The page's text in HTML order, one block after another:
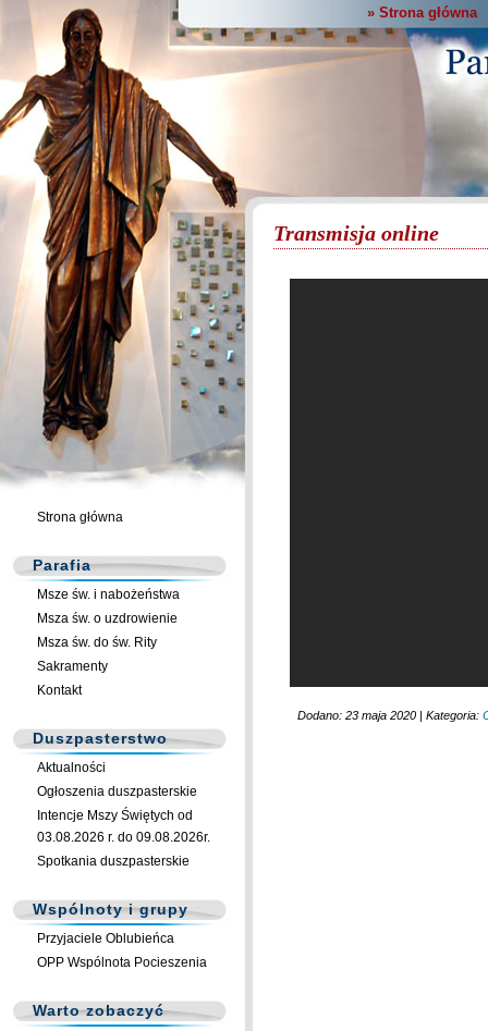
» Strona główna
Strona główna
Parafia
Msze św. i nabożeństwa
Msza św. o uzdrowienie
Msza św. do św. Rity
Sakramenty
Kontakt
Duszpasterstwo
Aktualności
Ogłoszenia duszpasterskie
Intencje Mszy Świętych od
03.08.2026 r. do 09.08.2026r.
Spotkania duszpasterskie
Wspólnoty i grupy
Przyjaciele Oblubieńca
OPP Wspólnota Pocieszenia
Warto zobaczyć
Transmisja online
Dodano: 23 maja 2020 | Kategoria: